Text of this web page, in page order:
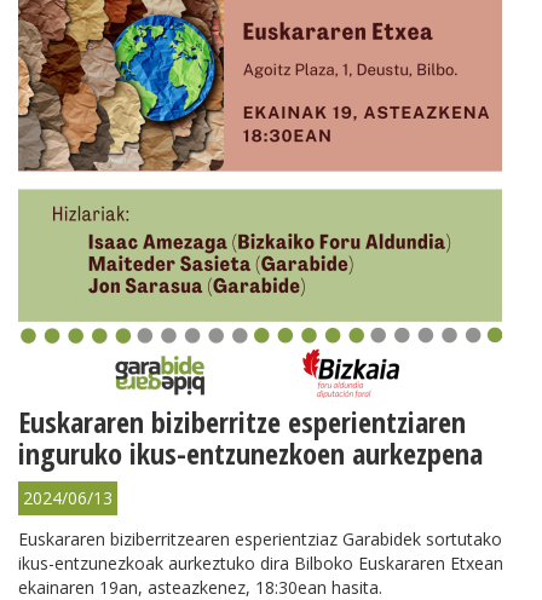
Euskararen biziberritze esperientziaren
inguruko ikus-entzunezkoen aurkezpena
2024/06/13
Euskararen biziberritzearen esperientziaz Garabidek sortutako
ikus-entzunezkoak aurkeztuko dira Bilboko Euskararen Etxean
ekainaren 19an, asteazkenez, 18:30ean hasita.